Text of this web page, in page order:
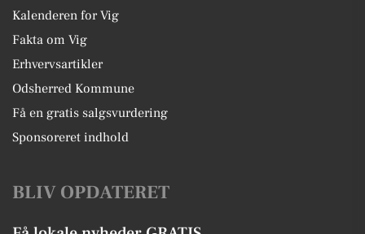
Kalenderen for Vig
Fakta om Vig
Erhvervsartikler
Odsherred Kommune
Få en gratis salgsvurdering
Sponsoreret indhold
BLIV OPDATERET